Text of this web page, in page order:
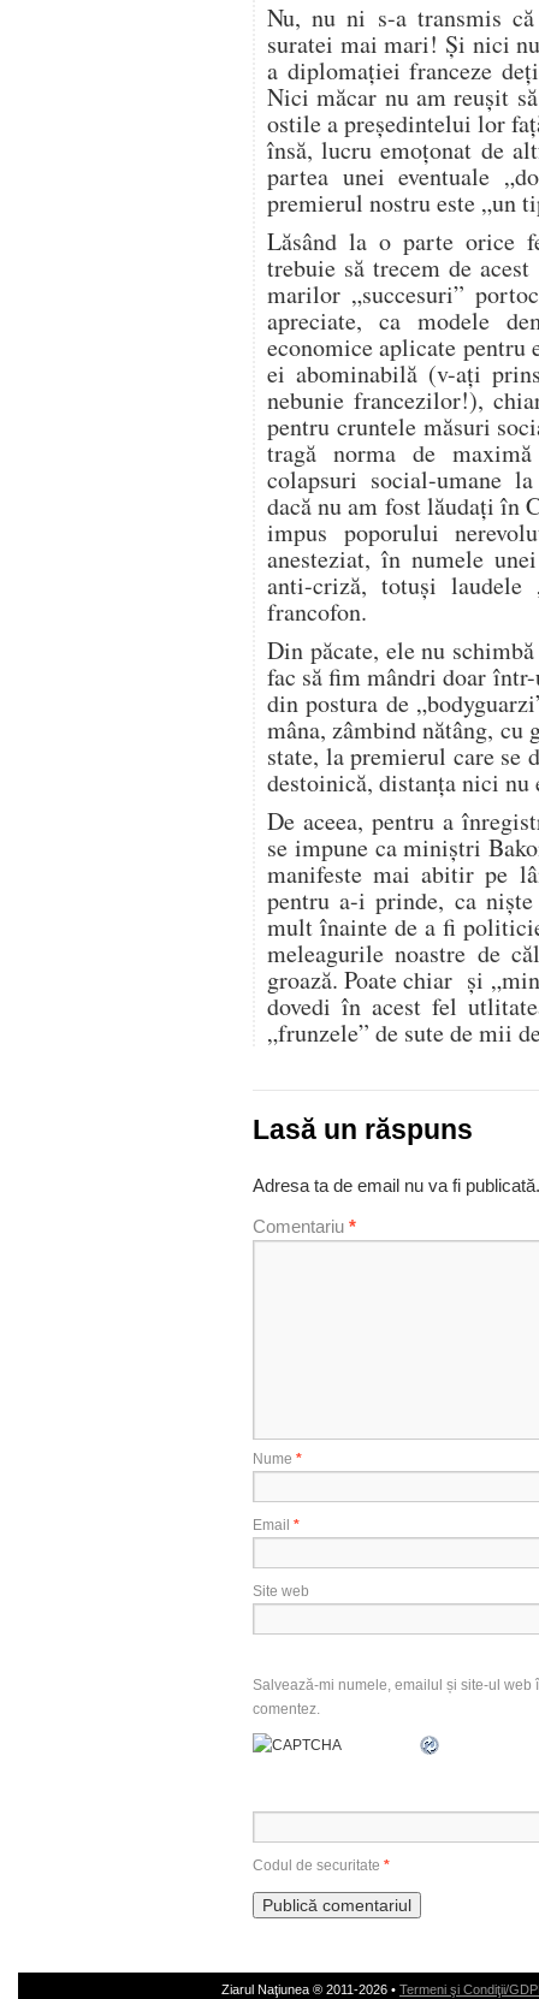
Nu, nu ni s-a transmis
suratei mai mari! Şi nici
a diplomaţiei franceze
Nici măcar nu am reuşit
ostile a preşedintelui lor
însă, lucru emoţonat de
partea unei eventuale
premierul nostru este „un
Lăsând la o parte orice
trebuie să trecem de
marilor „succesuri”
apreciate, ca modele
economice aplicate
ei abominabilă (v-aţi
nebunie francezilor!),
pentru cruntele măsuri
tragă norma de
colapsuri social-umane
dacă nu am fost lăudaţi în
impus poporului
anesteziat, în numele
anti-criză, totuşi laudele
francofon.
Din păcate, ele nu
fac să fim mândri doar
din postura de
mâna, zâmbind nătâng,
state, la premierul care se
destoinică, distanţa nici nu
De aceea, pentru a
se impune ca miniştri
manifeste mai abitir pe
pentru a-i prinde, ca
mult înainte de a fi
meleagurile noastre de
groază. Poate chiar şi
dovedi în acest fel
„frunzele” de sute de mii
Lasă un răspuns
Adresa ta de email nu va fi publicată.
Comentariu *
Nume *
Email *
Site web
Salvează-mi numele, emailul și site-ul
comentez.
Codul de securitate *
Ziarul Naţiunea ® 2011-2026 • Termeni şi Condiţii/